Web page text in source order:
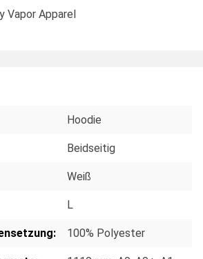
Vapor Apparel
Hoodie
Beidseitig
Weiß
L
100% Polyester